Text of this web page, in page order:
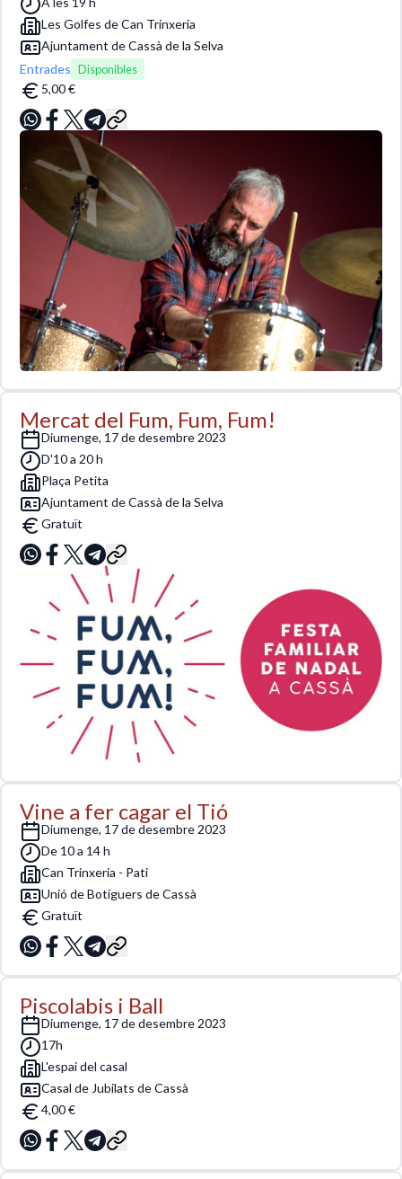
Les Golfes de Can Trinxeria
Ajuntament de Cassà de la Selva
Entrades Disponibles
5,00 €
Mercat del Fum, Fum, Fum!
diumenge, 17 de desembre 2023
D'10 a 20 h
Plaça Petita
Ajuntament de Cassà de la Selva
Gratuït
Vine a fer cagar el Tió
diumenge, 17 de desembre 2023
De 10 a 14 h
Can Trinxeria - Pati
Unió de Botiguers de Cassà
Gratuït
Piscolabis i Ball
diumenge, 17 de desembre 2023
17h
L'espai del casal
Casal de Jubilats de Cassà
4,00 €